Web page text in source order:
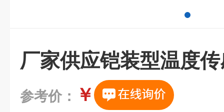
厂家供应铠装型温度
参考价： ￥